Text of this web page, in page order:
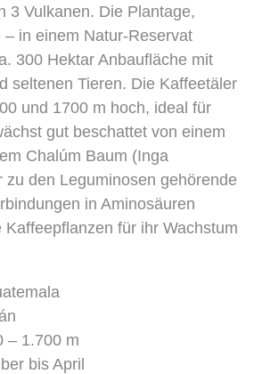
3 Vulkanen. Die Plantage,
in einem Natur-Reservat
300 Hektar Anbaufläche mit
seltenen Tieren. Die Kaffeetäler
und 1700 m hoch, ideal für
gut beschattet von einem
Chalúm Baum (Inga
zu den Leguminosen gehörende
in Aminosäuren
für ihr Wachstum
– 1.700 m
bis April